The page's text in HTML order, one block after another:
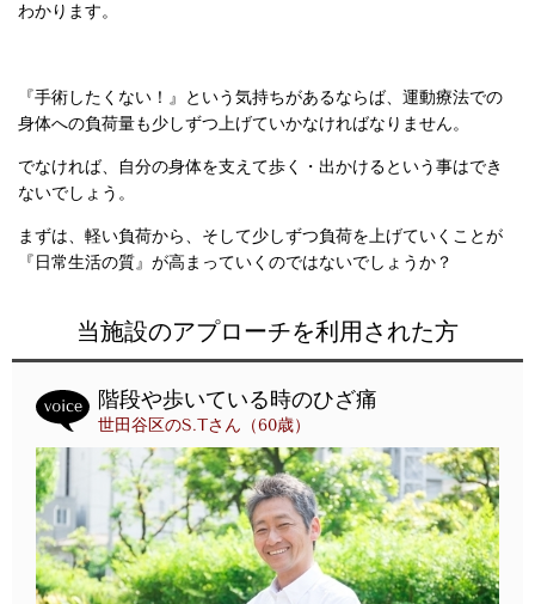
わかります。
『手術したくない！』という気持ちがあるならば、運動療法での
身体への負荷量も少しずつ上げていかなければなりません。
でなければ、自分の身体を支えて歩く・出かけるという事はでき
ないでしょう。
まずは、軽い負荷から、そして少しずつ負荷を上げていくことが
『日常生活の質』が高まっていくのではないでしょうか？
当施設のアプローチを利用された方
階段や歩いている時のひざ痛
世田谷区のS.Tさん（60歳）